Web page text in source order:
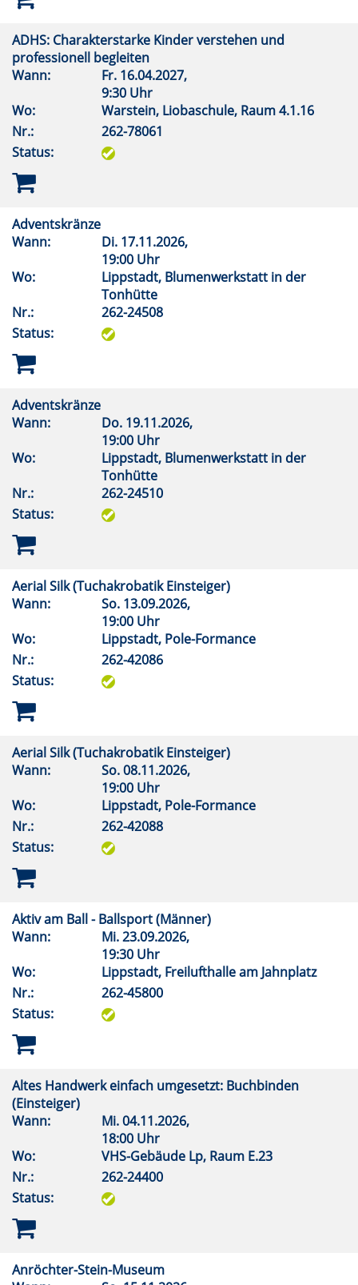
ADHS: Charakterstarke Kinder verstehen und
professionell begleiten
Wann:
Fr. 16.04.2027,
9:30 Uhr
Wo:
Warstein, Liobaschule, Raum 4.1.16
Nr.:
262-78061
Status:
Adventskränze
Wann:
Di. 17.11.2026,
19:00 Uhr
Wo:
Lippstadt, Blumenwerkstatt in der
Tonhütte
Nr.:
262-24508
Status:
Adventskränze
Wann:
Do. 19.11.2026,
19:00 Uhr
Wo:
Lippstadt, Blumenwerkstatt in der
Tonhütte
Nr.:
262-24510
Status:
Aerial Silk (Tuchakrobatik Einsteiger)
Wann:
So. 13.09.2026,
19:00 Uhr
Wo:
Lippstadt, Pole-Formance
Nr.:
262-42086
Status:
Aerial Silk (Tuchakrobatik Einsteiger)
Wann:
So.08.11.2026,
19:00 Uhr
Wo:
Lippstadt, Pole-Formance
Nr.:
262-42088
Status:
Aktiv am Ball - Ballsport (Männer)
Wann:
Mi.23.09.2026,
19:30 Uhr
Wo:
Lippstadt, Freilufthalle am Jahnplatz
Nr.:
262-45800
Status:
Altes Handwerk einfach umgesetzt: Buchbinden
(Einsteiger)
Wann:
Mi.04.11.2026,
18:00 Uhr
Wo:
VHS-Gebäude Lp, Raum E.23
Nr.:
262-24400
Status:
Anröchter-Stein-Museum